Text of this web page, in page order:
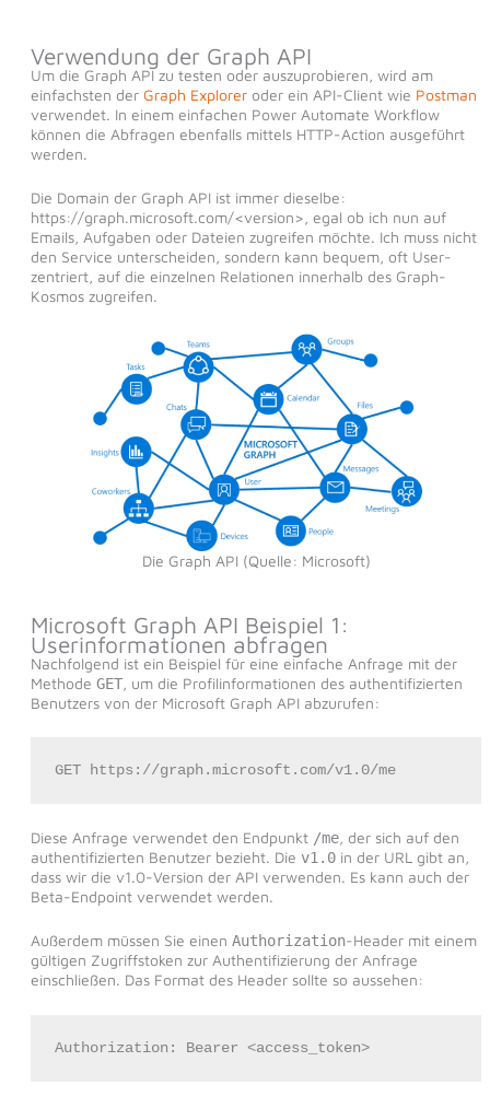
Verwendung der Graph API
Um die Graph API zu testen oder auszuprobieren, wird am
einfachsten der Graph Exploreroder ein API-Client wie Postman
verwendet. In einem einfachen Power Automate Workflow
können die Abfragen ebenfalls mittels HTTP-Action ausgeführt
werden.
Die Domain der Graph API ist immer dieselbe:
https://graph.microsoft.com/<version>, egal ob ich nun auf
Emails, Aufgaben oder Dateien zugreifen möchte. Ich muss nicht
den Service unterscheiden, sondern kann bequem, oft User-
zentriert, auf die einzelnen Relationen innerhalb des Graph-
Kosmos zugreifen.
Die Graph API (Quelle: Microsoft)
Microsoft Graph API Beispiel 1:
Userinformationen abfragen
Nachfolgend ist ein Beispiel für eine einfache Anfrage mit der
Methode GET, um die Profilinformationen des authentifizierten
Benutzers von der Microsoft Graph API abzurufen:
GET https://graph.microsoft.com/v1.0/me
Diese Anfrage verwendet den Endpunkt /me, der sich auf den
authentifizierten Benutzer bezieht. Die v1.0in der URL gibt an,
dass wir die v1.0-Version der API verwenden. Es kann auch der
Beta-Endpoint verwendet werden.
Außerdem müssen Sie einen Authorization-Header mit einem
gültigen Zugriffstoken zur Authentifizierung der Anfrage
einschließen. Das Format des Header sollte so aussehen:
Authorization: Bearer <access_token>